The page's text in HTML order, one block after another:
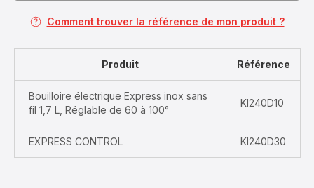
Comment trouver la référence de mon produit ?
Produit Référence
Bouilloire électrique Express inox sans
fil 1,7 L, Réglable de 60 à 100°
KI240D10
EXPRESS CONTROL KI240D30